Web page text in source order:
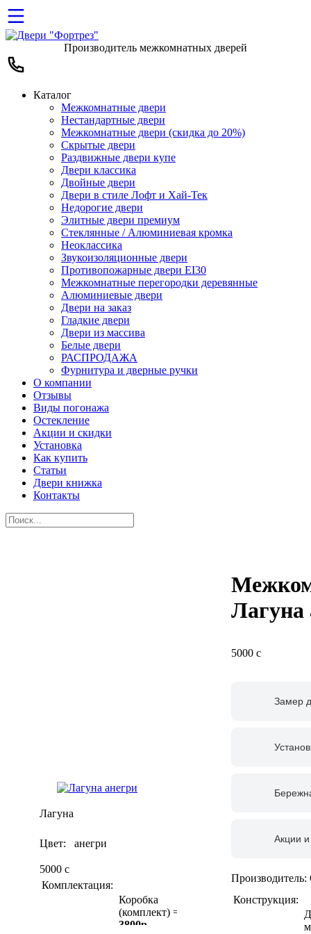
Производитель межкомнатных дверей
Каталог
Межкомнатные двери
Нестандартные двери
Межкомнатные двери (скидка до 20%)
Скрытые двери
Раздвижные двери купе
Двери классика
Двойные двери
Двери в стиле Лофт и Хай-Тек
Недорогие двери
Элитные двери премиум
Стеклянные / Алюминиевая кромка
Неоклассика
Звукоизоляционные двери
Противопожарные двери EI30
Межкомнатные перегородки деревянные
Алюминиевые двери
Двери на заказ
Гладкие двери
Двери из массива
Белые двери
РАСПРОДАЖА
Фурнитура и дверные ручки
О компании
Отзывы
Виды погонажа
Остекление
Акции и скидки
Установка
Как купить
Статьи
Двери книжка
Контакты
Лагуна
Цвет: анегри
5000 c
Комплектация:
Коробка
(комплект) =
3800р
Лагуна
5000 c
Замер
Акции и
Производитель:
Конструкция: